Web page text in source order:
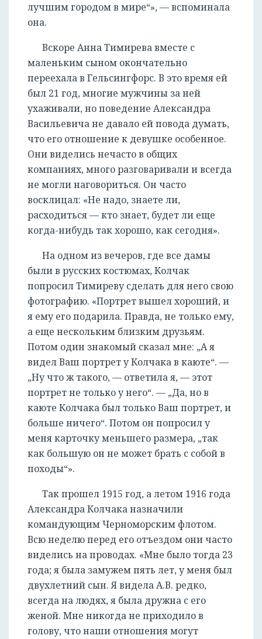
лучшим городом в мире“», — вспоминала
она.
Вскоре Анна Тимирева вместе с
маленьким сыном окончательно
переехала в Гельсингфорс. В это время ей
был 21 год, многие мужчины за ней
ухаживали, но поведение Александра
Васильевича не давало ей повода думать,
что его отношение к девушке особенное.
Они виделись нечасто в общих
компаниях, много разговаривали и всегда
не могли наговориться. Он часто
восклицал: «Не надо, знаете ли,
расходиться — кто знает, будет ли еще
когда-нибудь так хорошо, как сегодня».
На одном из вечеров, где все дамы
были в русских костюмах, Колчак
попросил Тимиреву сделать для него свою
фотографию. «Портрет вышел хороший, и
я ему его подарила. Правда, не только ему,
а еще нескольким близким друзьям.
Потом один знакомый сказал мне: „А я
видел Ваш портрет у Колчака в каюте“. —
„Ну что ж такого, — ответила я, — этот
портрет не только у него“. — „Да, но в
каюте Колчака был только Ваш портрет, и
больше ничего“. Потом он попросил у
меня карточку меньшего размера, „так
как большую он не может брать с собой в
походы“».
Так прошел 1915 год, а летом 1916 года
Александра Колчака назначили
командующим Черноморским флотом.
Всю неделю перед его отъездом они часто
виделись на проводах. «Мне было тогда 23
года; я была замужем пять лет, у меня был
двухлетний сын. Я видела А.В. редко,
всегда на людях, я была дружна с его
женой. Мне никогда не приходило в
голову, что наши отношения могут